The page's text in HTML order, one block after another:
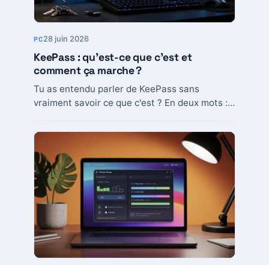
PC28 juin 2026
KeePass : qu’est-ce que c’est et
comment ça marche ?
Tu as entendu parler de KeePass sans
vraiment savoir ce que c'est ? En deux mots :